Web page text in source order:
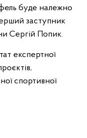
буде належно
заступник
Сергій Попик.
експертної
спортивної